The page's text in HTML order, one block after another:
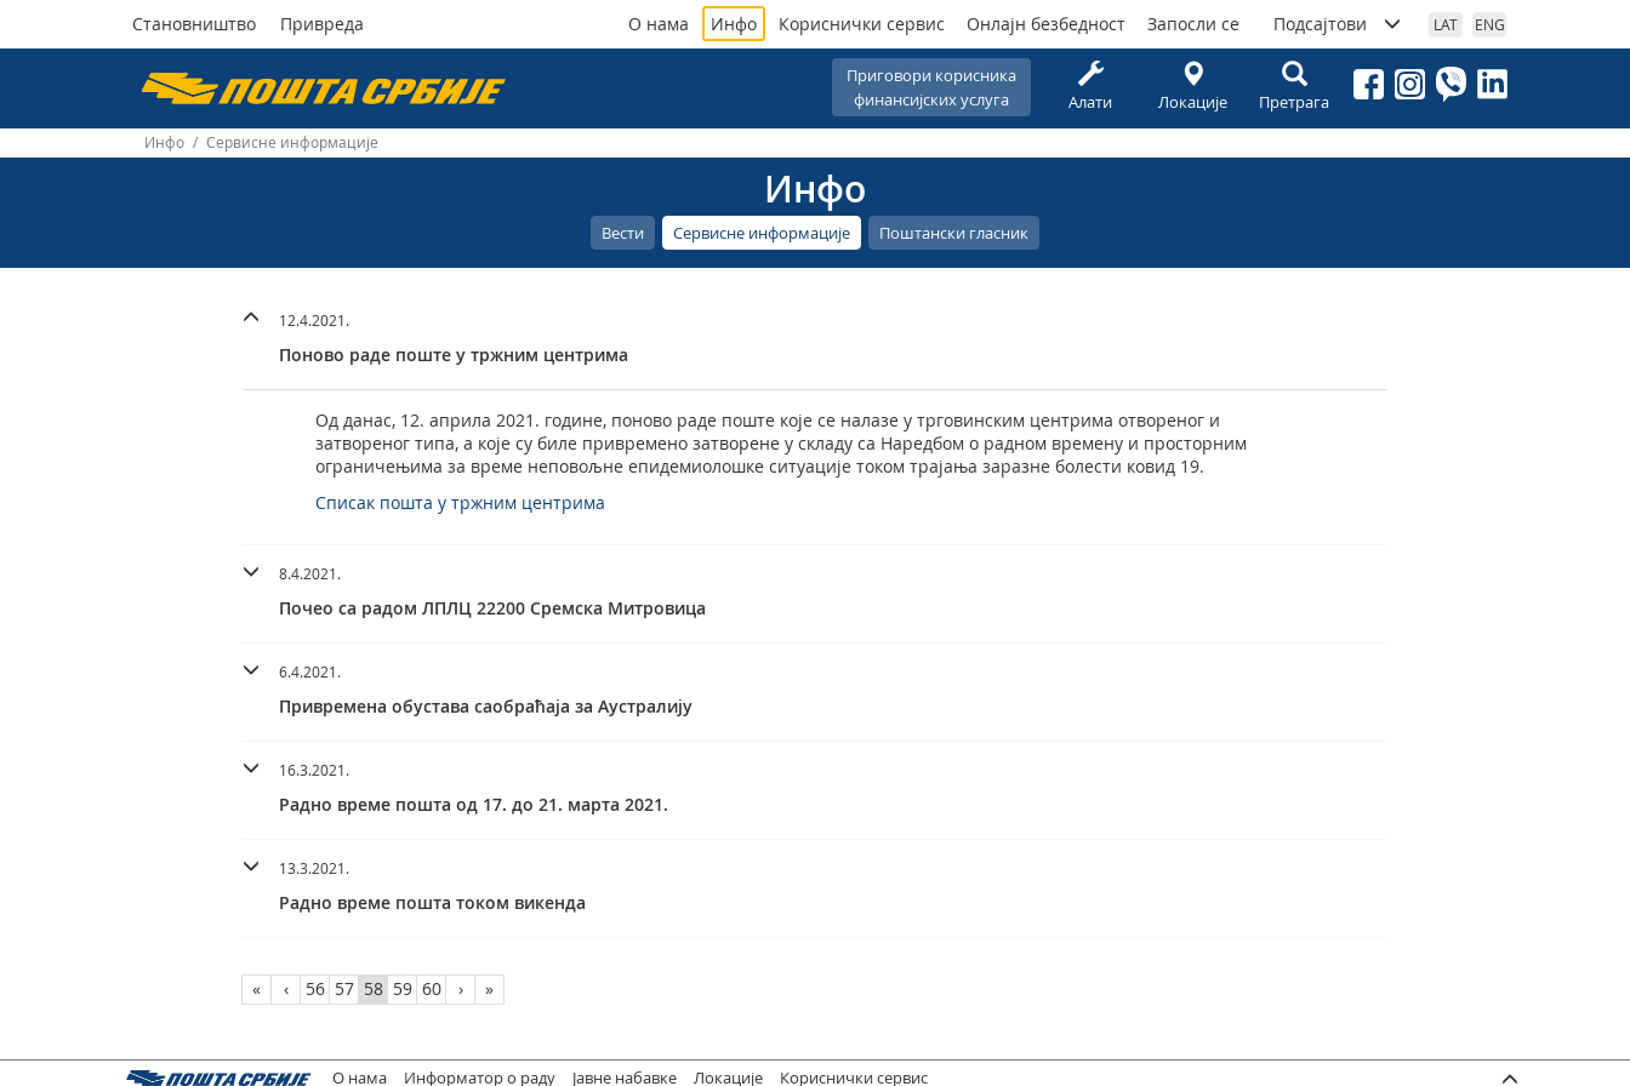
Пошта
Србије
Становништво Привреда
Приговори корисника
финансијских услуга
Алати Локације Претрага
О нама Инфо Кориснички сервис Онлајн безбедност Запосли се Подсајтови LAT ENG
Инфо / Сервисне информације
Инфо
Вести Сервисне информације Поштански гласник
12.4.2021.
Поново раде поште у тржним центрима
Од данас, 12. априла 2021. године, поново раде поште које се налазе у трговинским центрима отвореног и
затвореног типа, а које су биле привремено затворене у складу са Наредбом о радном времену и просторним
ограничењима за време неповољне епидемиолошке ситуације током трајања заразне болести ковид 19.
Списак пошта у тржним центрима
8.4.2021.
Почео са радом ЛПЛЦ 22200 Сремска Митровица
6.4.2021.
Приврeмена обустава саобраћаја за Аустралију
16.3.2021.
Радно време пошта од 17. до 21. марта 2021.
13.3.2021.
Радно време пошта током викенда
« ‹ 56 57 58 59 60 › »
О нама Информатор о раду Јавне набавке Локације Кориснички сервис